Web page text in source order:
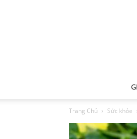
Trang Chủ Sức khỏe